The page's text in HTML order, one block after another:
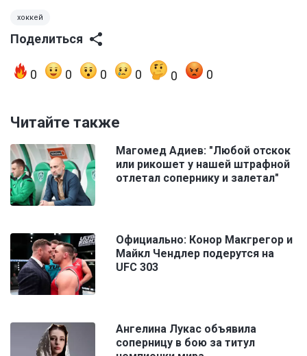
хоккей
Поделиться
0 0 0 0 0 0
Читайте также
Магомед Адиев: "Любой отскок
или рикошет у нашей штрафной
отлетал сопернику и залетал"
Официально: Конор Макгрегор и
Майкл Чендлер подерутся на
UFC 303
Ангелина Лукас объявила
соперницу в бою за титул